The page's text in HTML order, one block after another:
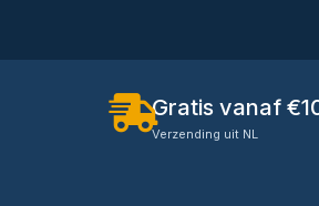
Gratis vanaf
Verzending uit NL